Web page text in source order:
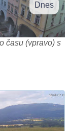
Dnes
času (vpravo) s